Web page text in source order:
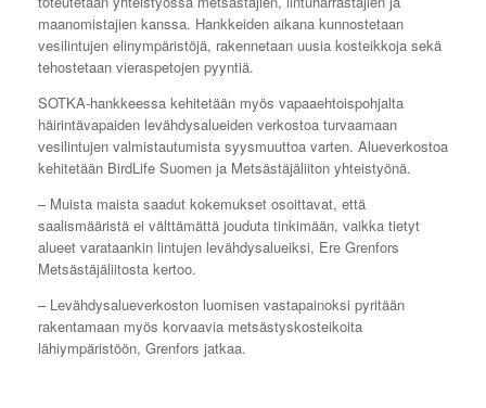
maanomistajien kanssa. Hankkeiden aikana kunnostetaan
vesilintujen elinympäristöjä, rakennetaan uusia kosteikkoja sekä
tehostetaan vieraspetojen pyyntiä.
SOTKA-hankkeessa kehitetään myös vapaaehtoispohjalta
häirintävapaiden levähdysalueiden verkostoa turvaamaan
vesilintujen valmistautumista syysmuuttoa varten. Alueverkostoa
kehitetään BirdLife Suomen ja Metsästäjäliiton yhteistyönä.
– Muista maista saadut kokemukset osoittavat, että
saalismääristä ei välttämättä jouduta tinkimään, vaikka tietyt
alueet varataankin lintujen levähdysalueiksi, Ere Grenfors
Metsästäjäliitosta kertoo.
– Levähdysalueverkoston luomisen vastapainoksi pyritään
rakentamaan myös korvaavia metsästyskosteikoita
lähiympäristöön, Grenfors jatkaa.